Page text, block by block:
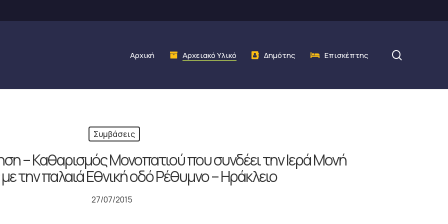
Αρχική Αρχειακό Υλικό Δημότης Επισκέπτης
Συμβάσεις
– Καθαρισμός Μονοπατιού που συνδέει την Ιερά Μονή
την παλαιά Εθνική οδό Ρέθυμνο – Ηράκλειο
27/07/2015